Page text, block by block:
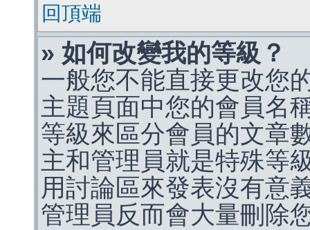
回頂端
» 如何改變我的等級？
一般您不能直接更改您
主題頁面中您的會員名
等級來區分會員的文章
主和管理員就是特殊等
用討論區來發表沒有意
管理員反而會大量刪除